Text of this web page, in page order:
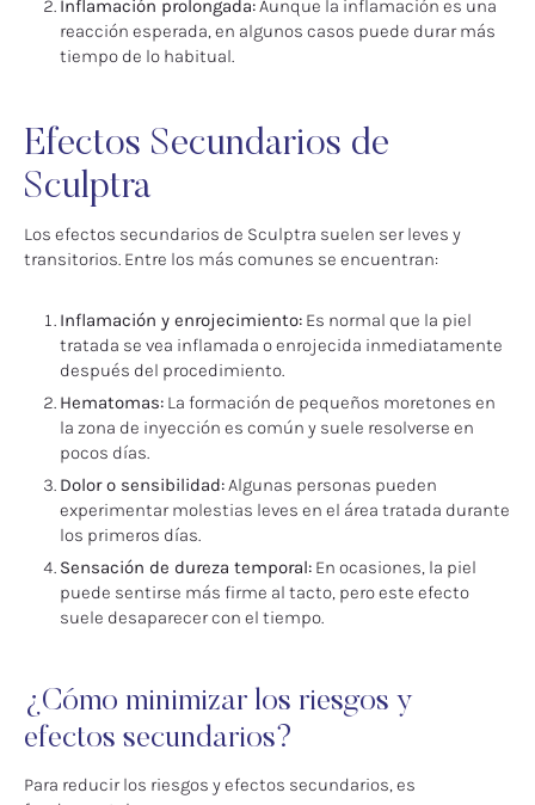
Inflamación prolongada:Aunque la inflamación es una
reacción esperada, en algunos casos puede durar más
tiempo de lo habitual.
Efectos Secundarios de
Sculptra
Los efectos secundarios de Sculptra suelen ser leves y
transitorios. Entre los más comunes se encuentran:
Inflamación y enrojecimiento: Es normal que la piel
tratada se vea inflamada o enrojecida inmediatamente
después del procedimiento.
Hematomas: La formación de pequeños moretones en
la zona de inyección es común y suele resolverse en
pocos días.
Dolor o sensibilidad:Algunas personas pueden
experimentar molestias leves en el área tratada durante
los primeros días.
Sensación de dureza temporal: En ocasiones, la piel
puede sentirse más firme al tacto, pero este efecto
suele desaparecer con el tiempo.
¿Cómo minimizar los riesgos y
efectos secundarios?
Para reducir los riesgos y efectos secundarios, es